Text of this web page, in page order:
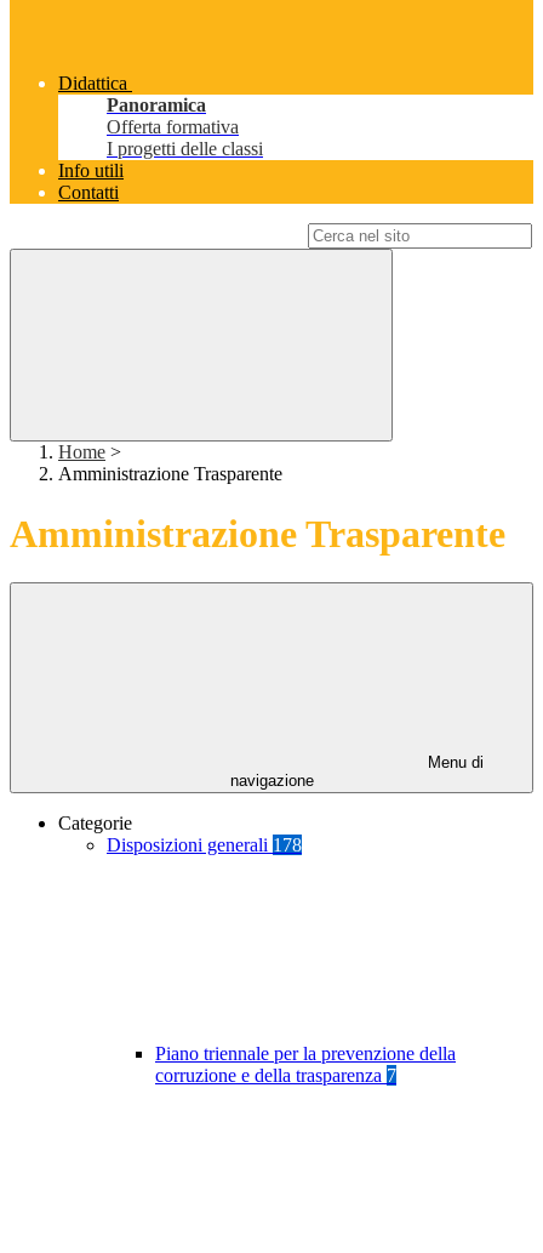
Didattica
Panoramica
Offerta formativa
I progetti delle classi
Info utili
Contatti
Home >
Amministrazione Trasparente
Amministrazione Trasparente
Menu di
navigazione
Categorie
Disposizioni generali 178
Piano triennale per la prevenzione della
corruzione e della trasparenza 7